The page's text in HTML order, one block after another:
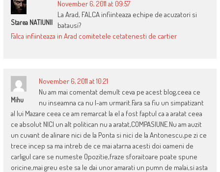
Starea NATIUNII
November 6, 2011 at 09:57
La Arad, FALCA infiinteaza echipe de acuzatori si
batausi?
Falca infiinteaza in Arad comitetele cetatenesti de cartier
Mihu
November 6, 2011 at 10:21
Nu am mai comentat demult ceva pe acest blog,ceea ce
nu inseamna ca nu l-am urmarit.Fara sa fiu un simpatizant
al lui Mazare ceea ce am remarcat la el a fost faptul ca a aratat ceea
ce absolut NICI un alt politican nu a aratat,COMPASIUNE.Nu am auzit
un cuvant de alinare nici de la Ponta si nici de la Antonescu,pe zi ce
trece incep sa ma intreb de ce mai atarna acesti doi oameni de
carligul care se numeste Opozitie,fraze sforaitoare poate spune
oricine,mai greu este sa le dai unor amarati un pumn de malai,si asta